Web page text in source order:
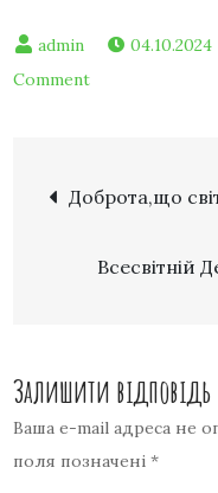
04.10.2024
Comment
Доброта,що
Всесвітній
Залишити відповідь
Ваша e-mail адреса не
поля позначені*